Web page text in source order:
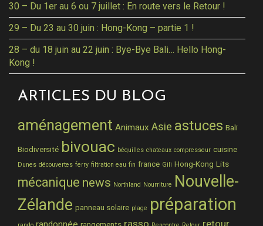
30 – Du 1er au 6 ou 7 juillet : En route vers le Retour !
29 – Du 23 au 30 juin : Hong-Kong – partie 1 !
28 – du 18 juin au 22 juin : Bye-Bye Bali… Hello Hong-
Kong !
ARTICLES DU BLOG
aménagement Animaux Asie astuces Bali
Biodiversité bivouac béquilles chateaux compresseur cuisine
Dunes découvertes ferry filtration eau fin france Gili Hong-Kong Lits
mécanique news Northland Nourriture Nouvelle-
Zélande panneau solaire plage préparation
rasso retour